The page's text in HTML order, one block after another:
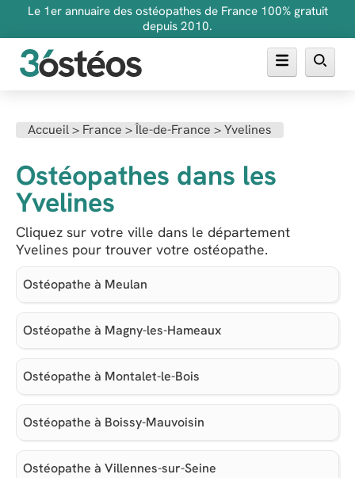
Le 1er annuaire des ostéopathes de France 100% gratuit
depuis 2010.
Inscrire son cabinet
Accueil > France >Île-de-France >Yvelines
Ostéopathes dans les
Yvelines
Cliquez sur votre ville dans le département
Yvelines pour trouver votre ostéopathe.
Ostéopathe à Meulan
Ostéopathe à Magny-les-Hameaux
Ostéopathe à Montalet-le-Bois
Ostéopathe à Boissy-Mauvoisin
Ostéopathe à Villennes-sur-Seine